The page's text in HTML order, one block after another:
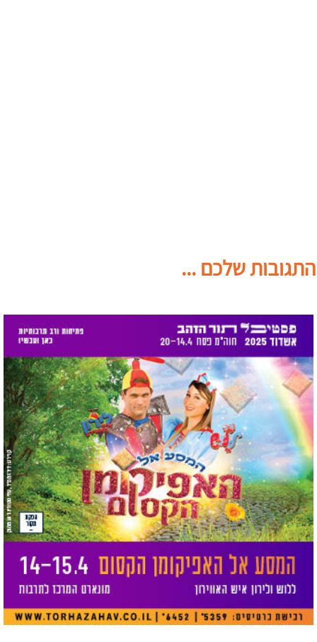
התגובות שלכם ...